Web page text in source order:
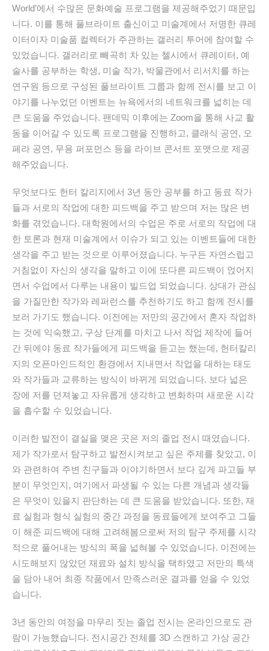
World’에서 수많은 문화예술 프로그램을 제공해주었기 때문입
니다. 이를 통해 풀브라이트 출신이고 미술계에서 저명한 큐레
이터이자 미술품 컬렉터가 주관하는 갤러리 투어에 참여할 수
있었습니다. 갤러리로 빼곡히 차 있는 첼시에서 큐레이터, 예
술사를 공부하는 학생, 미술 작가, 박물관에서 리서치를 하는
연구원 등으로 구성된 풀브라이트 그룹과 함께 전시를 보고 이
야기를 나누었던 이벤트는 뉴욕에서의 네트워크를 넓히는 데
큰 도움을 주었습니다. 팬데믹 이후에는 Zoom을 통해 사교 활
동을 이어갈 수 있도록 프로그램을 진행하고, 클래식 공연, 오
페라 공연, 무용 퍼포먼스 등을 라이브 콘서트 포맷으로 제공
해주었습니다.
무엇보다도 헌터 칼리지에서 3년 동안 공부를 하고 동료 작가
들과 서로의 작업에 대한 피드백을 주고 받으며 저는 많은 변
화를 겪었습니다. 대학원에서의 수업은 주로 서로의 작업에 대
한 토론과 현재 미술계에서 이슈가 되고 있는 이벤트들에 대한
생각을 주고 받는 것으로 이루어졌습니다. 누구든 자연스럽고
거침없이 자신의 생각을 말하고 이에 또다른 피드백이 얹어지
면서 수업에서 다루는 내용이 빌드업 되었습니다. 상대가 관심
을 가질만한 작가와 레퍼런스를 추천하기도 하고 함께 전시를
보러 가기도 했습니다. 이전에는 저만의 공간에서 혼자 작업하
는 것에 익숙했고, 구상 단계를 마치고 나서 작업 제작에 들어
간 뒤에야 동료 작가들에게 피드백을 듣고는 했는데, 헌터칼리
지의 오픈마인드적인 환경에서 지내면서 작업을 대하는 태도
와 작가들과 교류하는 방식이 바뀌게 되었습니다. 보다 넓은
장에 저를 던져놓고 자유롭게 생각하고 변화하며 새로운 시각
을 흡수할 수 있었습니다.
이러한 발전이 결실을 맺은 곳은 저의 졸업 전시 때였습니다.
제가 작가로서 탐구하고 발전시켜보고 싶은 주제를 찾았고, 이
와 관련하여 주변 친구들과 이야기하면서 보다 깊게 파고들 부
분이 무엇인지, 여기에서 파생될 수 있는 다른 개념과 생각들
은 무엇이 있을지 판단하는 데 큰 도움을 받았습니다. 또한, 재
료 실험과 형식 실험의 중간 과정을 동료들에게 보여주고 그들
이 해준 피드백에 대해 고려해봄으로써 저의 탐구 주제를 시각
적으로 풀어내는 방식의 폭을 넓혀볼 수 있었습니다. 이전에는
시도해보지 않았던 재료와 설치 방식을 택하였고 저만의 특색
을 담아 내어 최종 작품에서 만족스러운 결과를 얻을 수 있었
습니다.
3년 동안의 여정을 마무리 짓는 졸업 전시는 온라인으로도 관
람이 가능했습니다. 전시공간 전체를 3D 스캔하고 가상 공간